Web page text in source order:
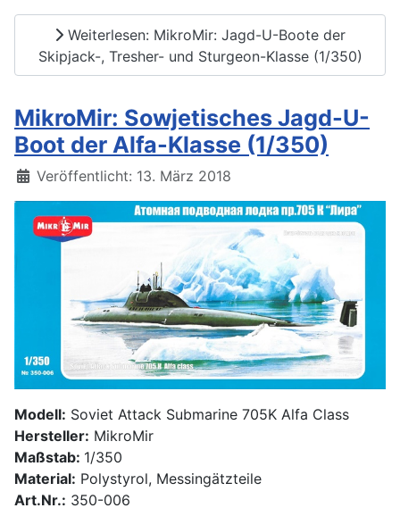
Weiterlesen: MikroMir: Jagd-U-Boote der
Skipjack-, Tresher- und Sturgeon-Klasse (1/350)
MikroMir: Sowjetisches Jagd-U-
Boot der Alfa-Klasse (1/350)
Details
Veröffentlicht: 13. März 2018
Modell: Soviet Attack Submarine 705K Alfa Class
Hersteller: MikroMir
Maßstab: 1/350
Material: Polystyrol, Messingätzteile
Art.Nr.: 350-006